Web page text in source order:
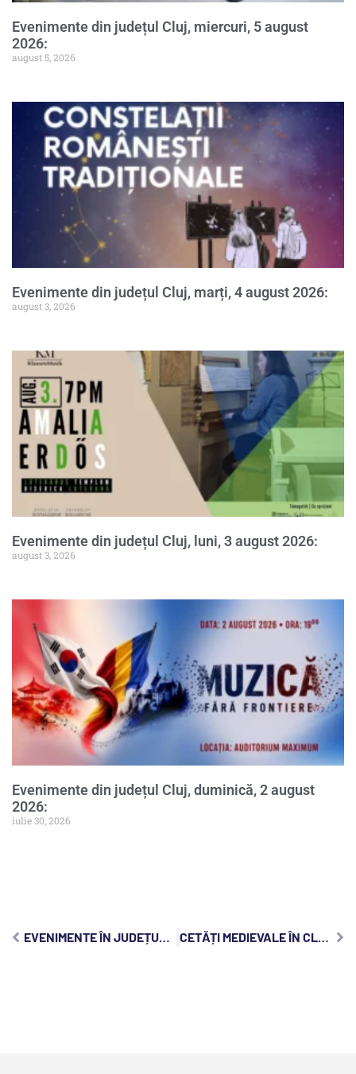
Evenimente din județul Cluj, miercuri, 5 august
2026:
august 5, 2026
Evenimente din județul Cluj, marți, 4 august 2026:
august 3, 2026
Evenimente din județul Cluj, luni, 3 august 2026:
august 3, 2026
Evenimente din județul Cluj, duminică, 2 august
2026:
iulie 30, 2026